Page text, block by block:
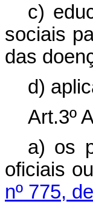
c)
sociais
das
d)
Art.3º
a) os
oficiais
nº 775,